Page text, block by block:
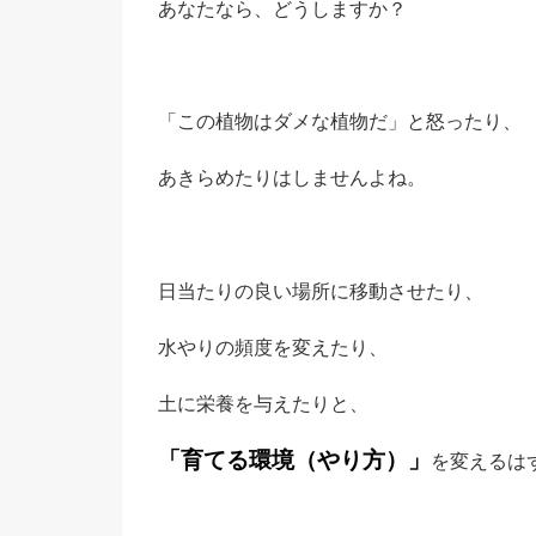
あなたなら、どうしますか？
「この植物はダメな植物だ」と怒ったり、
あきらめたりはしませんよね。
日当たりの良い場所に移動させたり、
水やりの頻度を変えたり、
土に栄養を与えたりと、
「育てる環境（やり方）」 を変えるは